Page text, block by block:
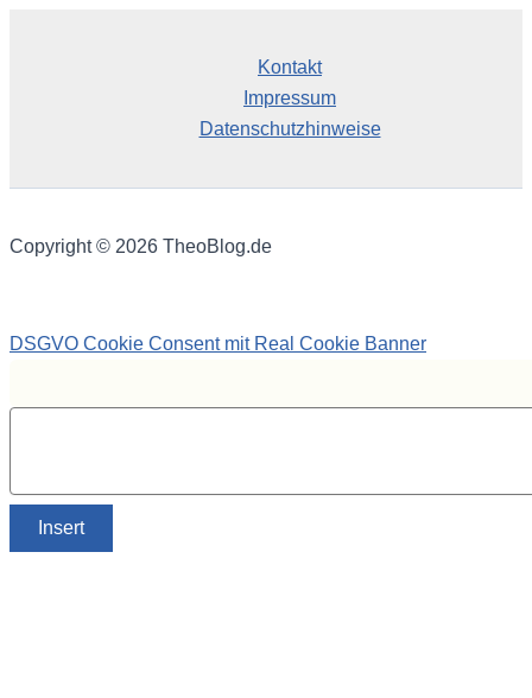
Kontakt
Impressum
Datenschutzhinweise
Copyright © 2026 TheoBlog.de
DSGVO Cookie Consent mit Real Cookie Banner
Insert